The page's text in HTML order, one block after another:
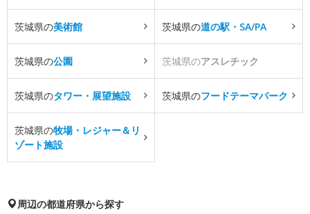
茨城県の美術館 茨城県の道の駅・SA/PA
茨城県の公園 茨城県のアスレチック
茨城県のタワー・展望施設 茨城県のフードテーマパーク
茨城県の牧場・レジャー＆リ
ゾート施設
周辺の都道府県から探す